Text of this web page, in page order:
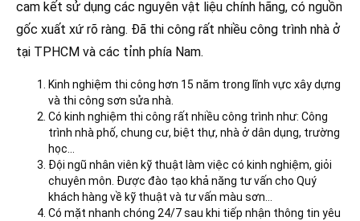
cam kết sử dụng các nguyên vật liệu chính hãng, có nguồn
gốc xuất xứ rõ ràng. Đã thi công rất nhiều công trình nhà ở
tại TPHCM và các tỉnh phía Nam.
Kinh nghiệm thi công hơn 15 năm trong lĩnh vực xây dựng
và thi công sơn sửa nhà.
Có kinh nghiệm thi công rất nhiều công trình như: Công
trình nhà phố, chung cư, biệt thự, nhà ở dân dụng, trường
học…
Đội ngũ nhân viên kỹ thuật làm việc có kinh nghiệm, giỏi
chuyên môn. Được đào tạo khả năng tư vấn cho Quý
khách hàng về kỹ thuật và tư vấn màu sơn…
Có mặt nhanh chóng 24/7 sau khi tiếp nhận thông tin yêu